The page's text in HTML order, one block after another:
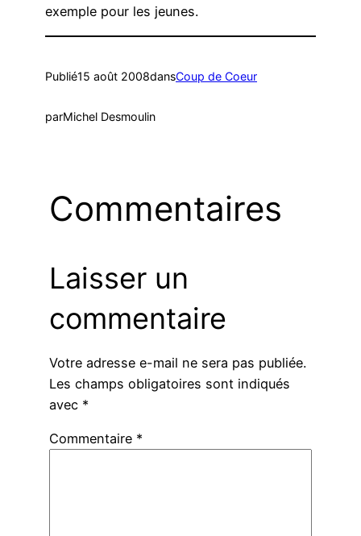
exemple pour les jeunes.
Publié15 août 2008dansCoup de Coeur
parMichel Desmoulin
Commentaires
Laisser un
commentaire
Votre adresse e-mail ne sera pas publiée.
Les champs obligatoires sont indiqués
avec *
Commentaire *